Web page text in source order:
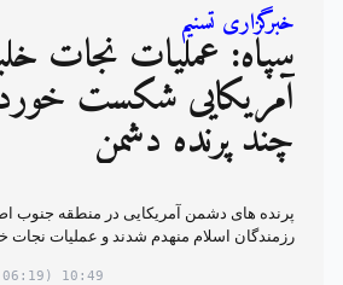
خبرگزاری تسنیم
سپاه: عملیات نجات
آمریکایی شکست
چند پرنده دشمن
پرنده های دشمن آمریکایی در منطقه جنوب
رزمندگان اسلام منهدم شدند و عملیات
10:49
(06:19 in your timezone)